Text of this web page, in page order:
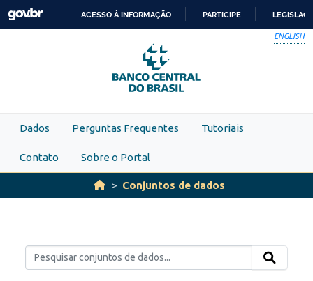
Skip to main content
PARA
O
CONTEÚDO
ACESSO À INFORMAÇÃO PARTICIPE
ENGLISH
Dados Perguntas Frequentes Tutoriais
Contato Sobre o Portal
Conjuntos de dados